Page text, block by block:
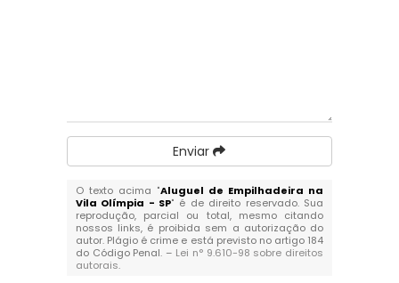
Enviar
O texto acima "Aluguel de Empilhadeira na
Vila Olímpia - SP" é de direito reservado. Sua
reprodução, parcial ou total, mesmo citando
nossos links, é proibida sem a autorização do
autor. Plágio é crime e está previsto no artigo 184
do Código Penal. – Lei n° 9.610-98 sobre direitos
autorais.